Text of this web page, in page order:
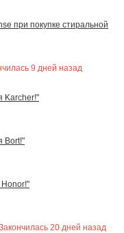
при покупке стиральной
9 дней назад
Karcher!"
Bort!"
20 дней назад